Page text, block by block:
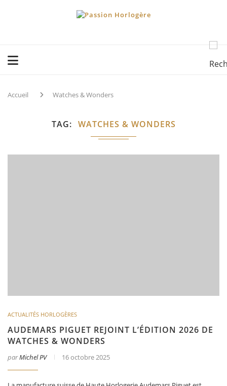
Accueil Watches & Wonders
TAG WATCHES & WONDERS
ACTUALITÉS HORLOGÈRES
AUDEMARS PIGUET REJOINT L’ÉDITION 2026 DE
WATCHES & WONDERS
parMichel PV 16 octobre 2025